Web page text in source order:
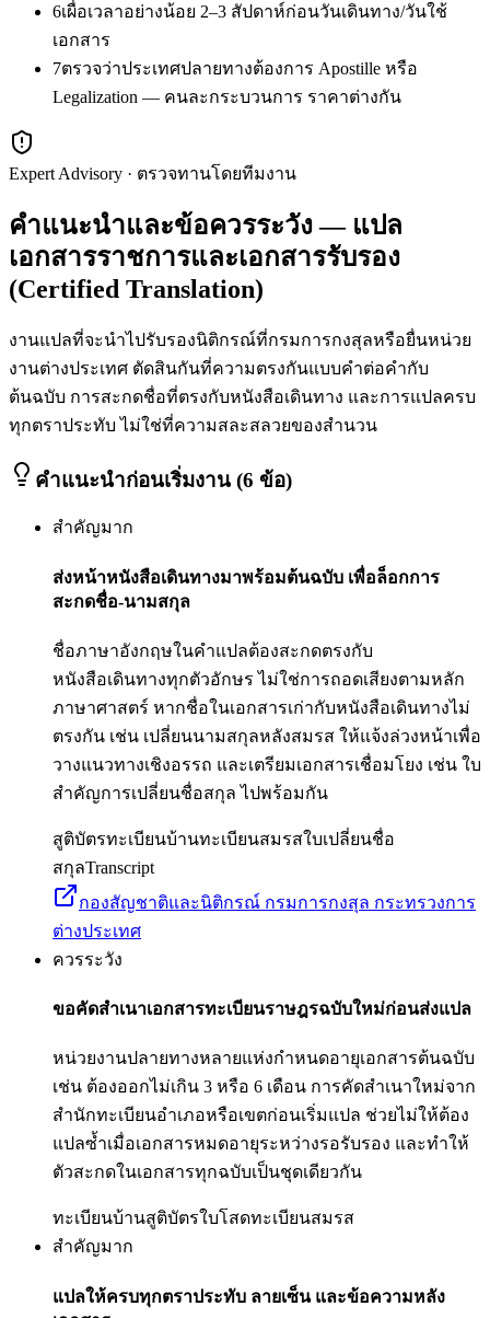
6เผื่อเวลาอย่างน้อย 2–3 สัปดาห์ก่อนวันเดินทาง/วันใช้
เอกสาร
7ตรวจว่าประเทศปลายทางต้องการ Apostille หรือ
Legalization — คนละกระบวนการ ราคาต่างกัน
Expert Advisory · ตรวจทานโดยทีมงาน
คำแนะนำและข้อควรระวัง — แปล
เอกสารราชการและเอกสารรับรอง
(Certified Translation)
งานแปลที่จะนำไปรับรองนิติกรณ์ที่กรมการกงสุลหรือยื่นหน่วย
งานต่างประเทศ ตัดสินกันที่ความตรงกันแบบคำต่อคำกับ
ต้นฉบับ การสะกดชื่อที่ตรงกับหนังสือเดินทาง และการแปลครบ
ทุกตราประทับ ไม่ใช่ที่ความสละสลวยของสำนวน
คำแนะนำก่อนเริ่มงาน (6 ข้อ)
สำคัญมาก
ส่งหน้าหนังสือเดินทางมาพร้อมต้นฉบับ เพื่อล็อกการ
สะกดชื่อ-นามสกุล
ชื่อภาษาอังกฤษในคำแปลต้องสะกดตรงกับ
หนังสือเดินทางทุกตัวอักษร ไม่ใช่การถอดเสียงตามหลัก
ภาษาศาสตร์ หากชื่อในเอกสารเก่ากับหนังสือเดินทางไม่
ตรงกัน เช่น เปลี่ยนนามสกุลหลังสมรส ให้แจ้งล่วงหน้าเพื่อ
วางแนวทางเชิงอรรถ และเตรียมเอกสารเชื่อมโยง เช่น ใบ
สำคัญการเปลี่ยนชื่อสกุล ไปพร้อมกัน
สูติบัตรทะเบียนบ้านทะเบียนสมรสใบเปลี่ยนชื่อ
สกุลTranscript
กองสัญชาติและนิติกรณ์ กรมการกงสุล กระทรวงการ
ต่างประเทศ
ควรระวัง
ขอคัดสำเนาเอกสารทะเบียนราษฎรฉบับใหม่ก่อนส่งแปล
หน่วยงานปลายทางหลายแห่งกำหนดอายุเอกสารต้นฉบับ
เช่น ต้องออกไม่เกิน 3 หรือ 6 เดือน การคัดสำเนาใหม่จาก
สำนักทะเบียนอำเภอหรือเขตก่อนเริ่มแปล ช่วยไม่ให้ต้อง
แปลซ้ำเมื่อเอกสารหมดอายุระหว่างรอรับรอง และทำให้
ตัวสะกดในเอกสารทุกฉบับเป็นชุดเดียวกัน
ทะเบียนบ้านสูติบัตรใบโสดทะเบียนสมรส
สำคัญมาก
แปลให้ครบทุกตราประทับ ลายเซ็น และข้อความหลัง